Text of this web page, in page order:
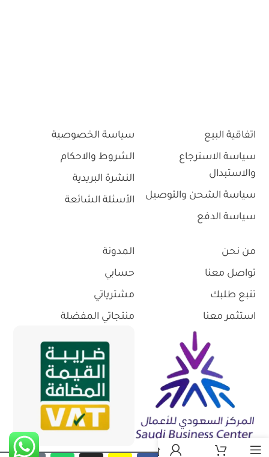
اتفاقية البيع
سياسة الاسترجاع
والاستبدال
سياسة الشحن والتوصيل
سياسة الدفع
سياسة الخصوصية
الشروط والاحكام
النشرة البريدية
الأسئلة الشائعة
من نحن
تواصل معنا
تتبع طلبك
استثمر معنا
المدونة
حسابي
مشترياتي
منتجاتي المفضلة